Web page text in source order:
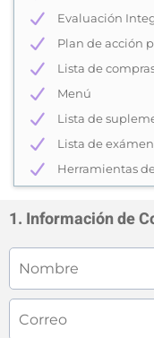
Evaluación
Plan de acción
Lista de
Menú
Lista de
Lista de
Herramientas
1. Información de